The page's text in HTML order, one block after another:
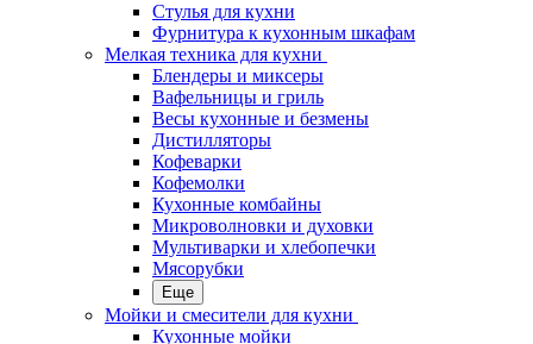
Стулья для кухни
Фурнитура к кухонным шкафам
Мелкая техника для кухни
Блендеры и миксеры
Вафельницы и гриль
Весы кухонные и безмены
Дистилляторы
Кофеварки
Кофемолки
Кухонные комбайны
Микроволновки и духовки
Мультиварки и хлебопечки
Мясорубки
Еще
Мойки и смесители для кухни
Кухонные мойки